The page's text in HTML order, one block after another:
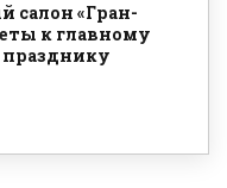
салон «Гран-
к главному